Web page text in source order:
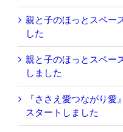
親と子のほっとスペー
した
親と子のほっとスペー
しました
『ささえ愛つながり
スタートしました